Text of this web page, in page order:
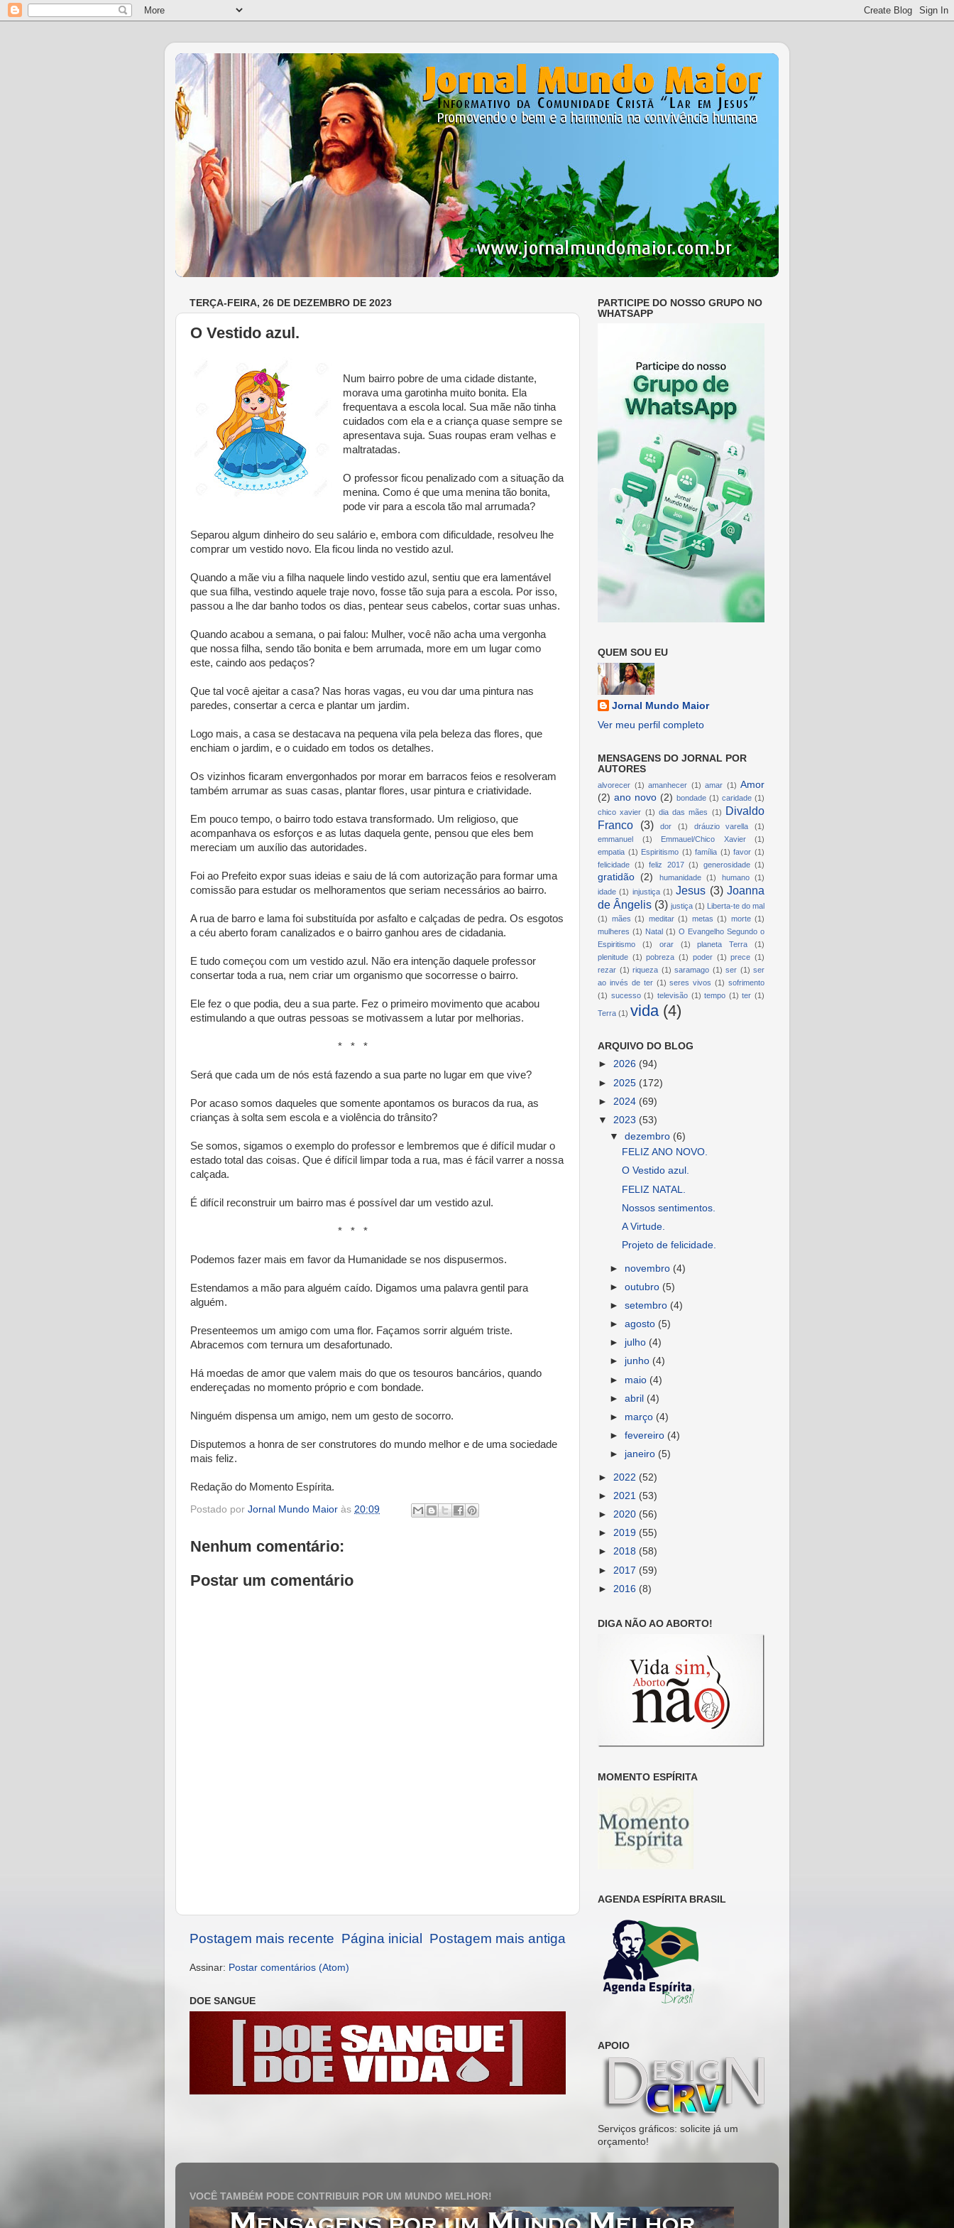
TERÇA-FEIRA, 26 DE DEZEMBRO DE 2023
O Vestido azul.
Num bairro pobre de uma cidade distante,
morava uma garotinha muito bonita. Ela
frequentava a escola local. Sua mãe não tinha
cuidados com ela e a criança quase sempre se
apresentava suja. Suas roupas eram velhas e
maltratadas.
O professor ficou penalizado com a situação da
menina. Como é que uma menina tão bonita,
pode vir para a escola tão mal arrumada?
Separou algum dinheiro do seu salário e, embora com dificuldade, resolveu lhe
comprar um vestido novo. Ela ficou linda no vestido azul.
Quando a mãe viu a filha naquele lindo vestido azul, sentiu que era lamentável
que sua filha, vestindo aquele traje novo, fosse tão suja para a escola. Por isso,
passou a lhe dar banho todos os dias, pentear seus cabelos, cortar suas unhas.
Quando acabou a semana, o pai falou: Mulher, você não acha uma vergonha
que nossa filha, sendo tão bonita e bem arrumada, more em um lugar como
este, caindo aos pedaços?
Que tal você ajeitar a casa? Nas horas vagas, eu vou dar uma pintura nas
paredes, consertar a cerca e plantar um jardim.
Logo mais, a casa se destacava na pequena vila pela beleza das flores, que
enchiam o jardim, e o cuidado em todos os detalhes.
Os vizinhos ficaram envergonhados por morar em barracos feios e resolveram
também arrumar as suas casas, plantar flores, usar pintura e criatividade.
Em pouco tempo, o bairro todo estava transformado. Um religioso, que
acompanhava os esforços e as lutas daquela gente, pensou que eles bem
mereciam um auxílio das autoridades.
Foi ao Prefeito expor suas ideias e saiu de lá com autorização para formar uma
comissão para estudar os melhoramentos que seriam necessários ao bairro.
A rua de barro e lama foi substituída por asfalto e calçadas de pedra. Os esgotos
a céu aberto foram canalizados e o bairro ganhou ares de cidadania.
E tudo começou com um vestido azul. Não era intenção daquele professor
consertar toda a rua, nem criar um organismo que socorresse o bairro.
Ele fez o que podia, deu a sua parte. Fez o primeiro movimento que acabou
estimulando a que outras pessoas se motivassem a lutar por melhorias.
* * *
Será que cada um de nós está fazendo a sua parte no lugar em que vive?
Por acaso somos daqueles que somente apontamos os buracos da rua, as
crianças à solta sem escola e a violência do trânsito?
Se somos, sigamos o exemplo do professor e lembremos que é difícil mudar o
estado total das coisas. Que é difícil limpar toda a rua, mas é fácil varrer a nossa
calçada.
É difícil reconstruir um bairro mas é possível dar um vestido azul.
* * *
Podemos fazer mais em favor da Humanidade se nos dispusermos.
Estendamos a mão para alguém caído. Digamos uma palavra gentil para
alguém.
Presenteemos um amigo com uma flor. Façamos sorrir alguém triste.
Abracemos com ternura um desafortunado.
Há moedas de amor que valem mais do que os tesouros bancários, quando
endereçadas no momento próprio e com bondade.
Ninguém dispensa um amigo, nem um gesto de socorro.
Disputemos a honra de ser construtores do mundo melhor e de uma sociedade
mais feliz.
Redação do Momento Espírita.
Postado por Jornal Mundo Maior às 20:09
Nenhum comentário:
Postar um comentário
Postagem mais recente Postagem mais antiga
Página inicial
Assinar: Postar comentários (Atom)
DOE SANGUE
PARTICIPE DO NOSSO GRUPO NO
WHATSAPP
QUEM SOU EU
Jornal Mundo Maior
Ver meu perfil completo
MENSAGENS DO JORNAL POR
AUTORES
alvorecer (1) amanhecer (1) amar (1) Amor
(2) ano novo (2) bondade (1) caridade (1)
chico xavier (1) dia das mães (1) Divaldo
Franco
(3) dor (1) dráuzio varella
(1)
emmanuel
(1) Emmauel/Chico Xavier
(1)
empatia (1) Espiritismo (1) família (1) favor (1)
felicidade (1) feliz 2017 (1) generosidade (1)
gratidão (2) humanidade (1) humano
(1)
idade (1) injustiça (1) Jesus (3) Joanna
de Ângelis (3) justiça (1)
Liberta-te do mal
(1) mães (1) meditar (1) metas (1) morte (1)
mulheres (1) Natal (1) O Evangelho Segundo o
Espiritismo
(1) orar (1) planeta Terra
(1)
plenitude (1) pobreza (1) poder (1) prece (1)
rezar (1) riqueza (1) saramago (1) ser (1) ser
ao invés de ter (1) seres vivos (1) sofrimento
(1) sucesso (1) televisão (1) tempo (1) ter (1)
Terra (1) vida (4)
ARQUIVO DO BLOG
► 2026 (94)
► 2025 (172)
► 2024 (69)
▼ 2023 (53)
▼dezembro (6)
FELIZ ANO NOVO.
O Vestido azul.
FELIZ NATAL.
Nossos sentimentos.
A Virtude.
Projeto de felicidade.
► novembro (4)
►outubro (5)
►setembro (4)
►agosto (5)
► julho (4)
► junho (4)
► maio (4)
►abril (4)
► março (4)
►fevereiro (4)
► janeiro (5)
► 2022 (52)
► 2021 (53)
► 2020 (56)
► 2019 (55)
► 2018 (58)
► 2017 (59)
► 2016 (8)
DIGA NÃO AO ABORTO!
MOMENTO ESPÍRITA
AGENDA ESPÍRITA BRASIL
APOIO
Serviços gráficos: solicite já um
orçamento!
VOCÊ TAMBÉM PODE CONTRIBUIR POR UM MUNDO MELHOR!